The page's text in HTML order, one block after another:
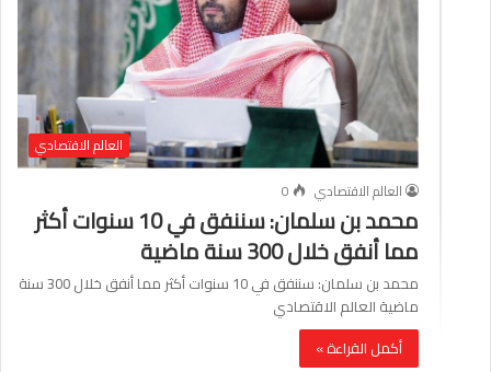
العالم الاقتصادي
العالم الاقتصادي
0
محمد بن سلمان: سننفق في 10 سنوات أكثر
مما أنفق خلال 300 سنة ماضية
محمد بن سلمان: سننفق في 10 سنوات أكثر مما أنفق خلال 300 سنة
ماضية العالم الاقتصادي
أكمل القراءة »